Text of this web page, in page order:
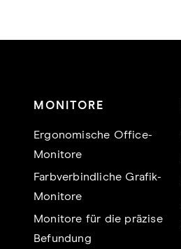
MONITORE
Ergonomische Office-
Monitore
Farbverbindliche Grafik-
Monitore
Monitore für die präzise
Befundung